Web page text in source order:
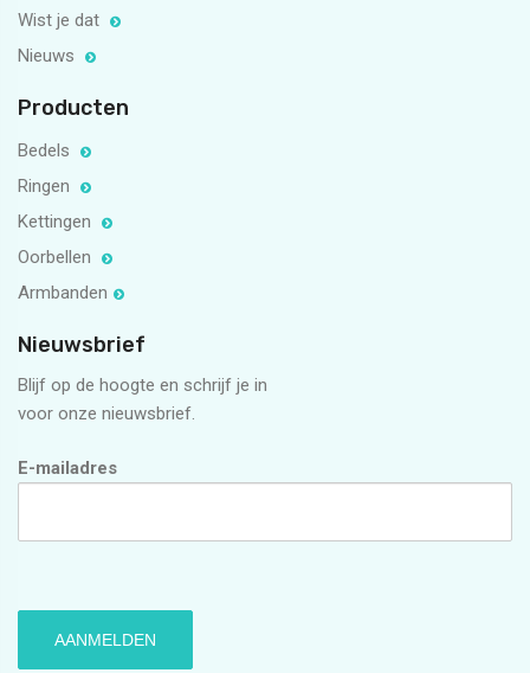
Wist je dat
Nieuws
Producten
Bedels
Ringen
Kettingen
Oorbellen
Armbanden
Nieuwsbrief
Blijf op de hoogte en schrijf je in
voor onze nieuwsbrief.
E-mailadres